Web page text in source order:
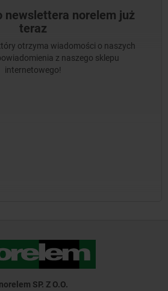
newslettera norelem już
teraz
otrzyma wiadomości o naszych
z naszego sklepu
internetowego!
norelem SP. Z O.O.